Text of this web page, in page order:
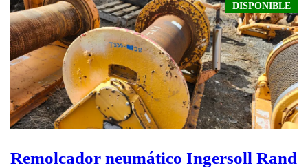
DISPONIBLE
Remolcador neumático Ingersoll Rand